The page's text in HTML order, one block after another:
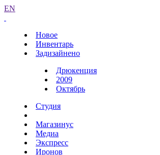
EN
Новое
Инвентарь
Задизайнено
Дрюкенция
2009
Октябрь
Студия
Магазинус
Медиа
Экспресс
Иронов